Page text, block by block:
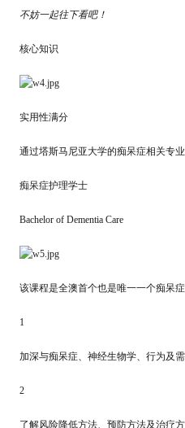
不妨一起往下看吧！
核心知识
实用性满分
通过塔斯马尼亚大学的痴呆症相关专
痴呆症护理学士
Bachelor of Dementia Care
该课程是全澳首个也是唯一一个痴呆
1
加深与痴呆症、神经生物学、行为及
2
了解风险降低方法、预防方法及治疗